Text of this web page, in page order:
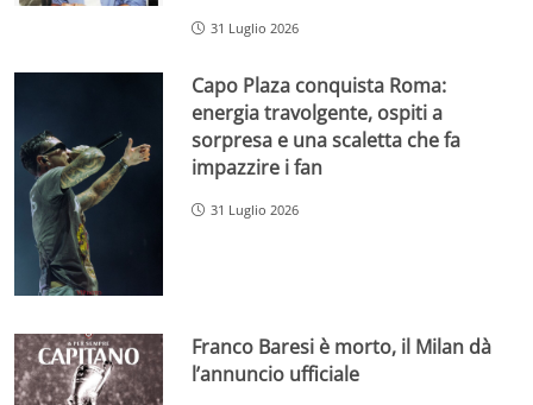
31 Luglio 2026
Capo Plaza conquista Roma:
energia travolgente, ospiti a
sorpresa e una scaletta che fa
impazzire i fan
31 Luglio 2026
Franco Baresi è morto, il Milan dà
l’annuncio ufficiale